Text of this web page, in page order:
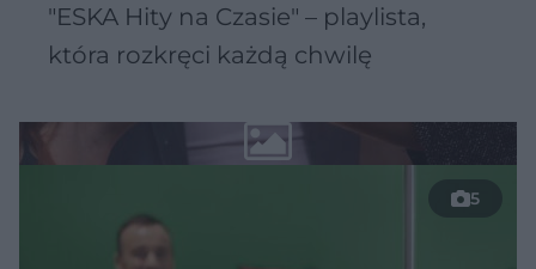
"ESKA Hity na Czasie" – playlista,
która rozkręci każdą chwilę
5